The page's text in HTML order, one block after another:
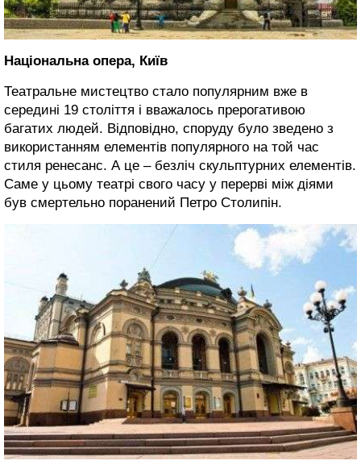
Національна опера, Київ
Театральне мистецтво стало популярним вже в
середині 19 століття і вважалось прерогативою
багатих людей. Відповідно, споруду було зведено з
використанням елементів популярного на той час
стиля ренесанс. А це – безліч скульптурних елементів.
Саме у цьому театрі свого часу у перерві між діями
був смертельно поранений Петро Столипін.